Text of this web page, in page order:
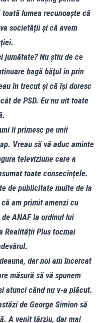
lumea recunoaște că
societății și că avem
jumătate? Nu știu de ce
bagă băţul în prin
în trecut și că își doresc
de PSD. Eu nu uit toate
îi primesc pe unii
Vreau să vă aduc aminte
televiziune care a
toate consecințele.
de publicitate multe de la
am primit amenzi cu
ANAF la ordinul lui
Realității Plus tocmai
dar noi am încercat
măsură să vă spunem
atunci când nu v-a plăcut.
de George Simion să
A venit târziu, dar mai